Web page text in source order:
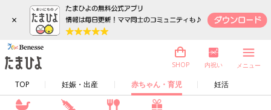
×
TOP 妊娠・出産 赤ちゃん・育児 妊活
SHOP 内祝い メニュー